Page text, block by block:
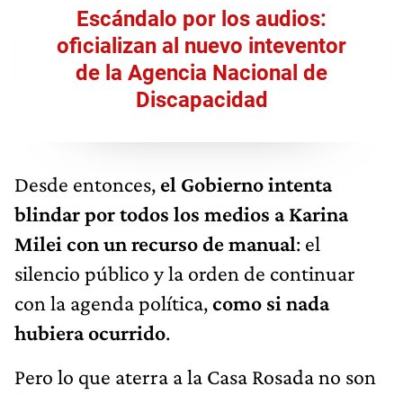
Escándalo por los audios:
oficializan al nuevo inteventor
de la Agencia Nacional de
Discapacidad
Desde entonces, el Gobierno intenta
blindar por todos los medios a Karina
Milei con un recurso de manual: el
silencio público y la orden de continuar
con la agenda política,como si nada
hubiera ocurrido.
Pero lo que aterra a la Casa Rosada no son